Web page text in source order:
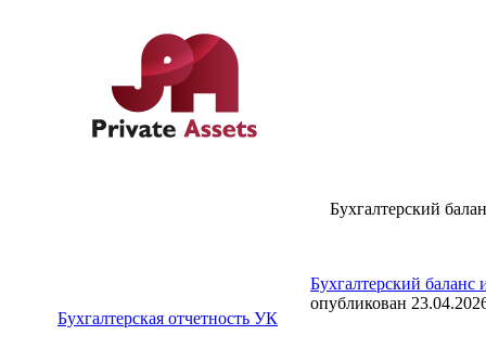
Бухгалтерская отчетность УК
Бухгалтерский
Бухгалтерский баланс
опубликован